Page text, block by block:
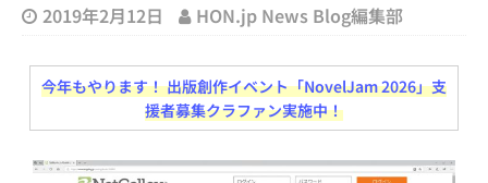
2019年2月12日 HON.jp News Blog編集部
今年もやります！ 出版創作イベント「NovelJam 2026」支
援者募集クラファン実施中！